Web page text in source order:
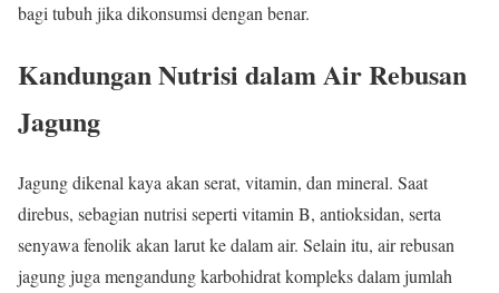
bagi tubuh jika dikonsumsi dengan benar.
Kandungan Nutrisi dalam Air Rebusan
Jagung
Jagung dikenal kaya akan serat, vitamin, dan mineral. Saat
direbus, sebagian nutrisi seperti vitamin B, antioksidan, serta
senyawa fenolik akan larut ke dalam air. Selain itu, air rebusan
jagung juga mengandung karbohidrat kompleks dalam jumlah